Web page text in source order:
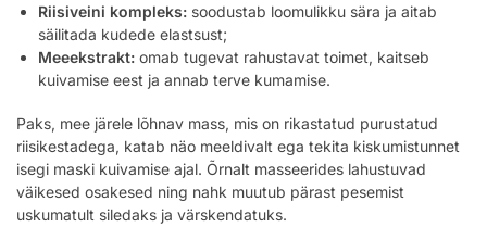
Riisiveini kompleks: soodustab loomulikku sära ja aitab
säilitada kudede elastsust;
Meeekstrakt: omab tugevat rahustavat toimet, kaitseb
kuivamise eest ja annab terve kumamise.
Paks, mee järele lõhnav mass, mis on rikastatud purustatud
riisikestadega, katab näo meeldivalt ega tekita kiskumistunnet
isegi maski kuivamise ajal. Õrnalt masseerides lahustuvad
väikesed osakesed ning nahk muutub pärast pesemist
uskumatult siledaks ja värskendatuks.